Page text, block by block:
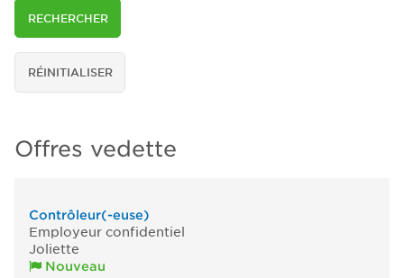
RECHERCHER
RÉINITIALISER
Offres vedette
Contrôleur(-euse)
Employeur confidentiel
Joliette
Nouveau